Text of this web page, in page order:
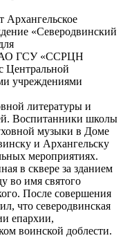
Архангельское
«Северодвинский
(АО ГСУ «ССРЦН
Центральной
учреждениями
литературы и
Воспитанники школы
музыки в Доме
и Архангельску
мероприятиях.
в сквере за зданием
во имя святого
После совершения
что северодвинская
епархии,
воинской доблести.